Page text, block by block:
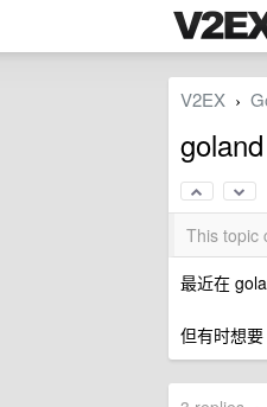
V2EX ›
This topic
最近在
但有时想